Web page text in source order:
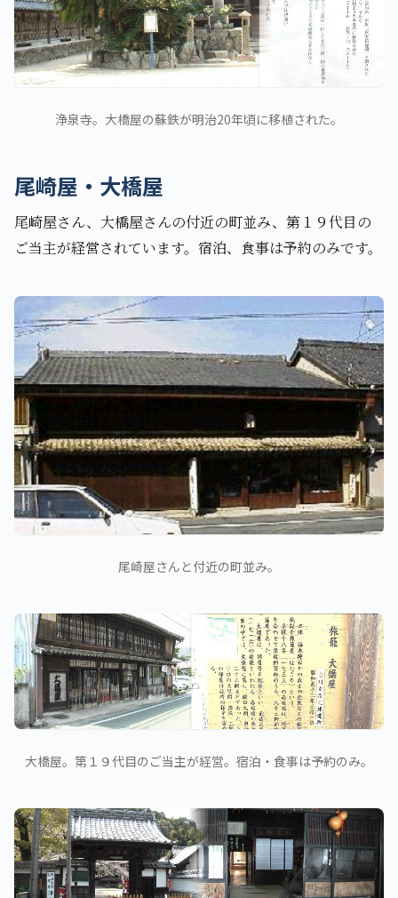
浄泉寺。大橋屋の蘇鉄が明治20年頃に移植された。
尾崎屋・大橋屋
尾崎屋さん、大橋屋さんの付近の町並み、第１９代目の
ご当主が経営されています。宿泊、食事は予約のみです。
尾崎屋さんと付近の町並み。
大橋屋。第１９代目のご当主が経営。宿泊・食事は予約のみ。